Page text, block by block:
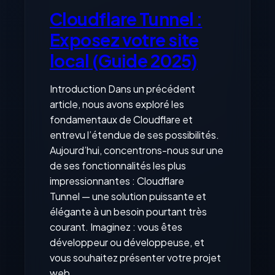
Cloudflare Tunnel :
Exposez votre site
local (Guide 2025)
Introduction Dans un précédent
article, nous avons exploré les
fondamentaux de Cloudflare et
entrevu l’étendue de ses possibilités.
Aujourd’hui, concentrons-nous sur une
de ses fonctionnalités les plus
impressionnantes : Cloudflare
Tunnel — une solution puissante et
élégante à un besoin pourtant très
courant. Imaginez : vous êtes
développeur ou développeuse, et
vous souhaitez présenter votre projet